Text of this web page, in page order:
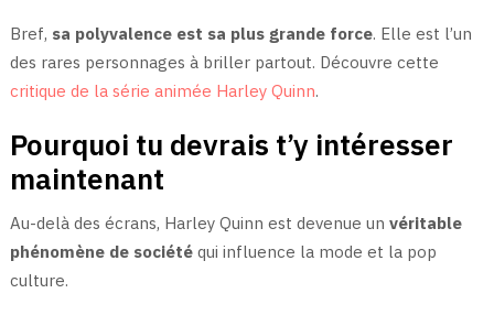
Bref, sa polyvalence est sa plus grande force. Elle est l’un
des rares personnages à briller partout. Découvre cette
critique de la série animée Harley Quinn.
Pourquoi tu devrais t’y intéresser
maintenant
Au-delà des écrans, Harley Quinn est devenue un véritable
phénomène de sociétéqui influence la mode et la pop
culture.